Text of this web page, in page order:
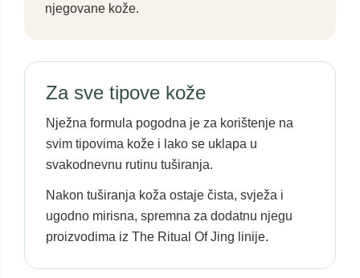
njegovane kože.
Za sve tipove kože
Nježna formula pogodna je za korištenje na
svim tipovima kože i lako se uklapa u
svakodnevnu rutinu tuširanja.
Nakon tuširanja koža ostaje čista, svježa i
ugodno mirisna, spremna za dodatnu njegu
proizvodima iz The Ritual Of Jing linije.